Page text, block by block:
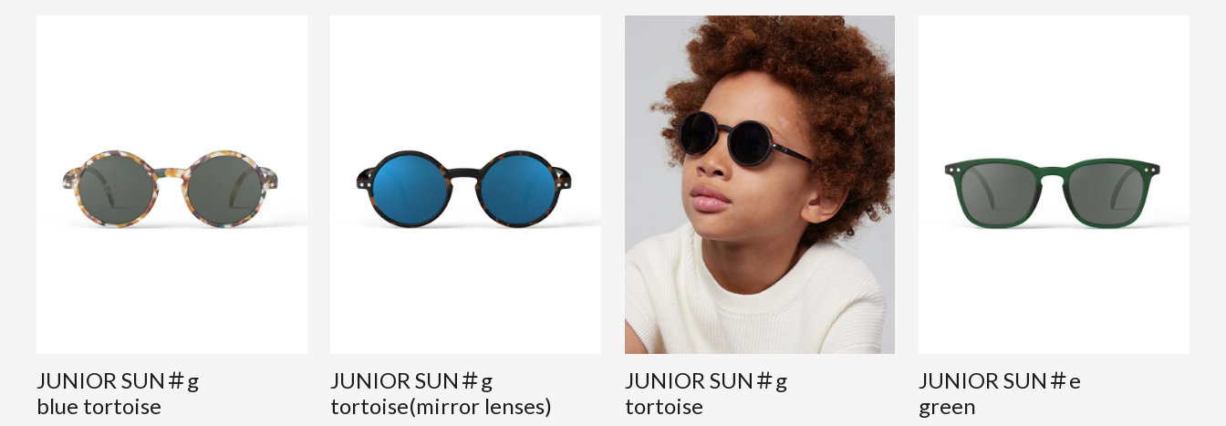
JUNIOR SUN＃g
blue tortoise
JUNIOR SUN＃g
tortoise(mirror lenses)
JUNIOR SUN＃g
tortoise
JUNIOR SUN＃e
green